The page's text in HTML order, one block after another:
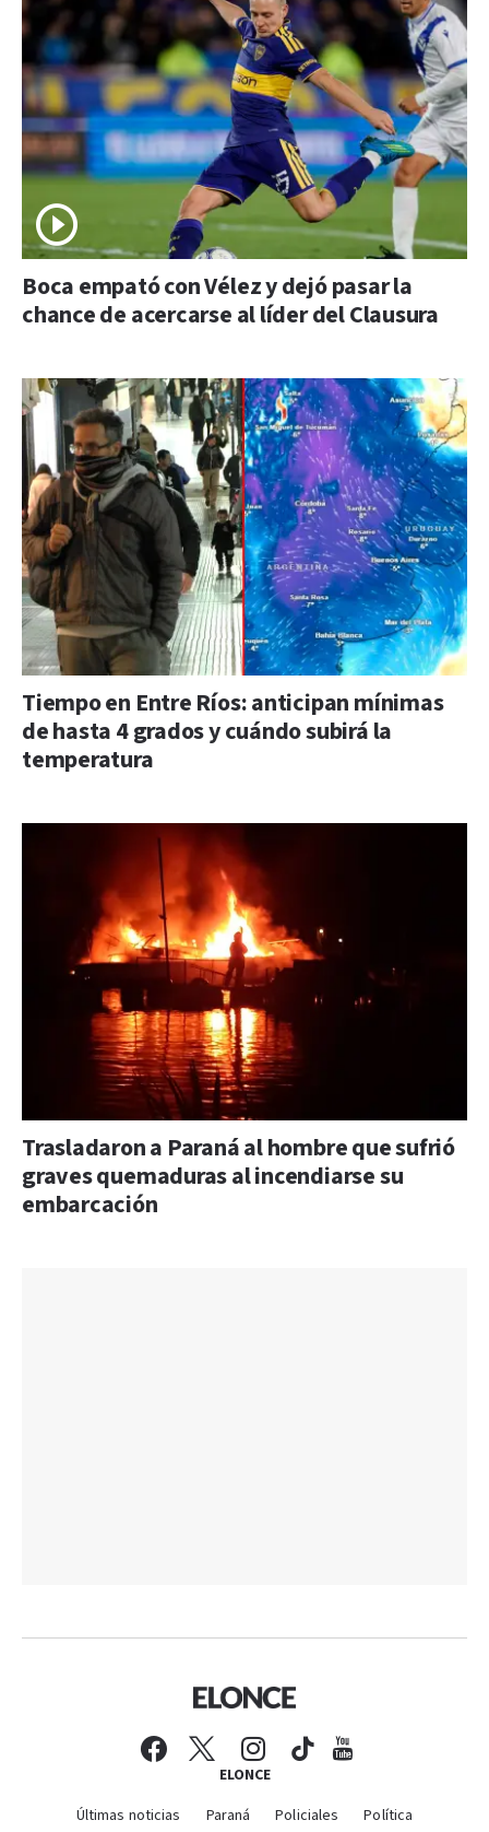
Boca empató con Vélez y dejó pasar la
chance de acercarse al líder del Clausura
Tiempo en Entre Ríos: anticipan mínimas
de hasta 4 grados y cuándo subirá la
temperatura
Trasladaron a Paraná al hombre que sufrió
graves quemaduras al incendiarse su
embarcación
ELONCE
Últimas noticias Paraná Policiales Política